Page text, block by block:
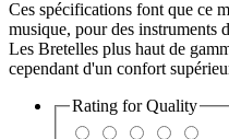
Ces spécifications font que ce
musique, pour des instruments
Les Bretelles plus haut de
cependant d'un confort
Rating forQuality